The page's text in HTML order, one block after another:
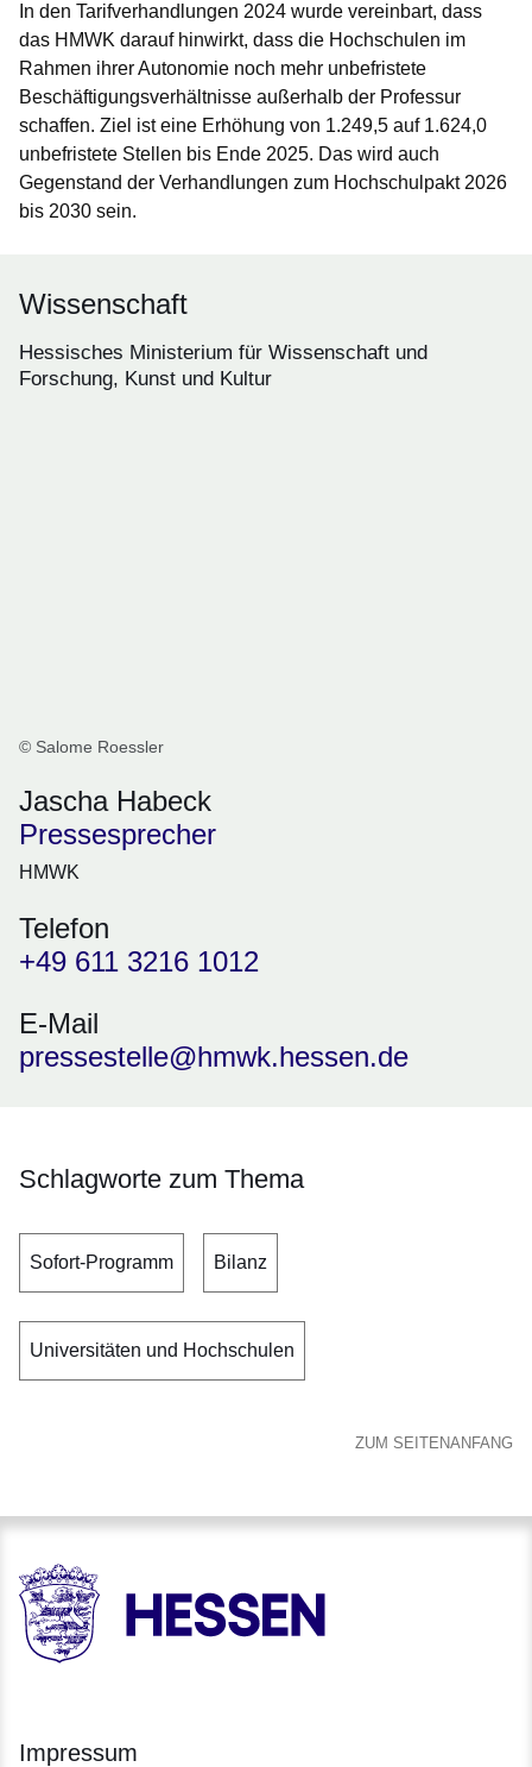
In den Tarifverhandlungen 2024 wurde vereinbart, dass
das HMWK darauf hinwirkt, dass die Hochschulen im
Rahmen ihrer Autonomie noch mehr unbefristete
Beschäftigungsverhältnisse außerhalb der Professur
schaffen. Ziel ist eine Erhöhung von 1.249,5 auf 1.624,0
unbefristete Stellen bis Ende 2025. Das wird auch
Gegenstand der Verhandlungen zum Hochschulpakt 2026
bis 2030 sein.
Wissenschaft
Hessisches Ministerium für Wissenschaft und
Forschung, Kunst und Kultur
© Salome Roessler
Jascha Habeck
Pressesprecher
HMWK
Telefon
+49 611 3216 1012
E-Mail
pressestelle@hmwk.hessen.de
Schlagworte zum Thema
Sofort-Programm Bilanz
Universitäten und Hochschulen
ZUM SEITENANFANG
HESSEN - Hessische Landesregierung
Impressum